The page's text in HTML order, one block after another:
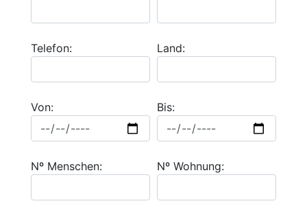
Telefon: Land:
Von: Bis:
Nº Menschen: Nº Wohnung: